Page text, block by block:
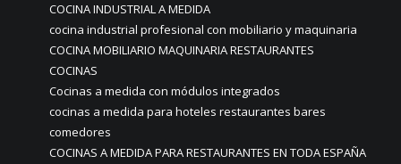
COCINA INDUSTRIAL A MEDIDA
cocina industrial profesional con mobiliario y maquinaria
COCINA MOBILIARIO MAQUINARIA RESTAURANTES
COCINAS
Cocinas a medida con módulos integrados
cocinas a medida para hoteles restaurantes bares
comedores
COCINAS A MEDIDA PARA RESTAURANTES EN TODA ESPAÑA